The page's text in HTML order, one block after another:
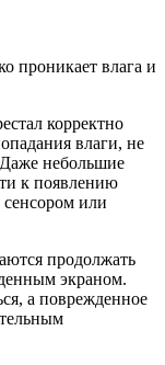
проникает влага и
корректно
влаги, не
небольшие
к появлению
или
продолжать
экраном.
а поврежденное